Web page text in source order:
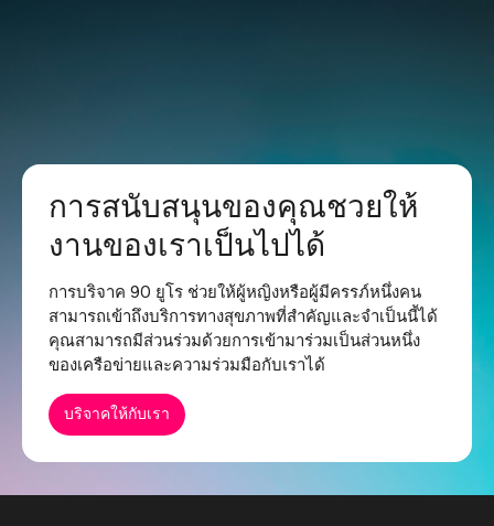
การสนับสนุนของคุณชวยให้
งานของเราเป็นไปได้
การบริจาค 90 ยูโร ช่วยให้ผู้หญิงหรือผู้มีครรภ์หนึ่งคน
สามารถเข้าถึงบริการทางสุขภาพที่สำคัญและจำเป็นนี้ได้
คุณสามารถมีส่วนร่วมด้วยการเข้ามาร่วมเป็นส่วนหนึ่ง
ของเครือข่ายและความร่วมมือกับเราได้
บริจาคให้กับเรา